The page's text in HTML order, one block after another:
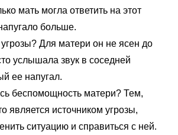
мать могла ответить на этот
больше.
угрозы? Для матери он не ясен до
услышала звук в соседней
ее напугал.
беспомощность матери? Тем,
является источником угрозы,
ситуацию и справиться с ней.